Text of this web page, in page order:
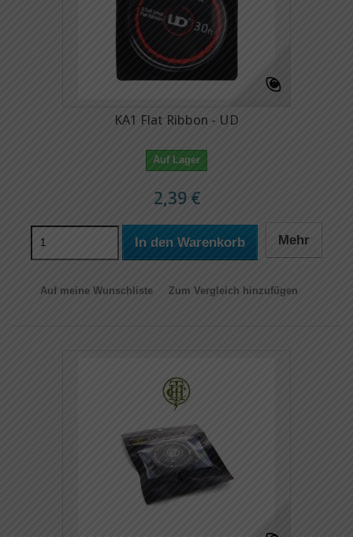
KA1 Flat Ribbon - UD
Auf Lager
2,39 €
In den Warenkorb Mehr
Auf meine Wunschliste Zum Vergleich hinzufügen